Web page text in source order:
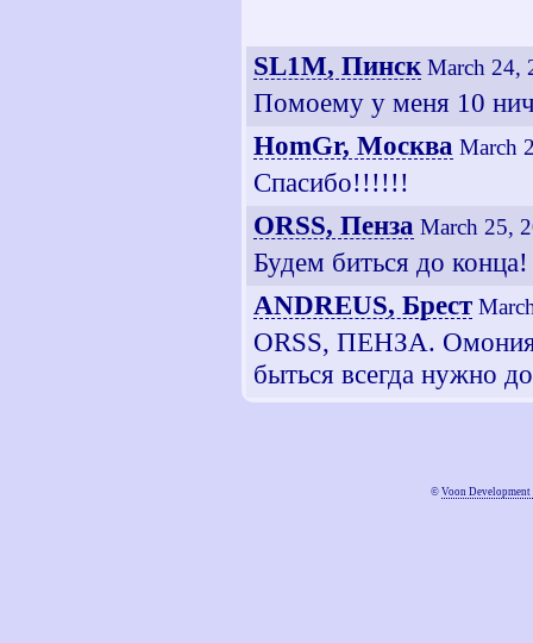
SL1M, Пинск March 24,
Помоему у меня 10
HomGr, Москва March
Спасибо!!!!!!
ORSS, Пенза March 25,
Будем биться до конца!
ANDREUS, Брест
ORSS, ПЕНЗА.
быться всегда нужно
© Voon Development